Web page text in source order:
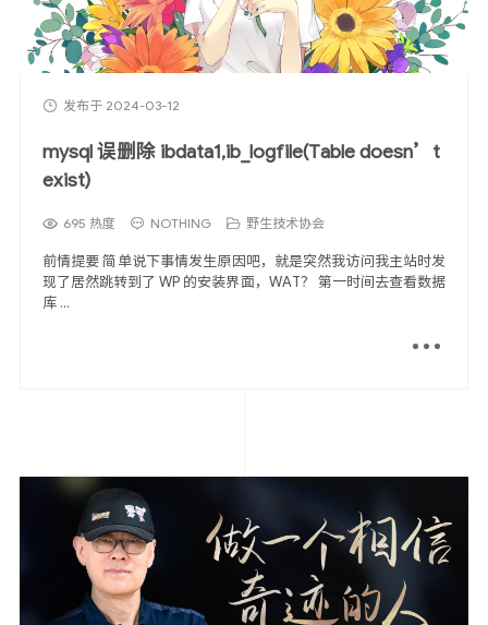
发布于 2024-03-12
mysql 误删除 ibdata1,ib_logfile(Table doesn’t
exist)
695 热度 NOTHING 野生技术协会
前情提要 简单说下事情发生原因吧，就是突然我访问我主站时发
现了居然跳转到了 WP 的安装界面，WAT？ 第一时间去查看数据
库 ...